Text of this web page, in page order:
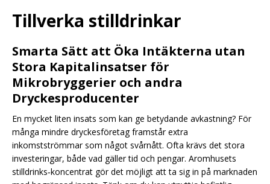
Tillverka stilldrinkar
Smarta Sätt att Öka Intäkterna utan
Stora Kapitalinsatser för
Mikrobryggerier och andra
Dryckesproducenter
En mycket liten insats som kan ge betydande avkastning? För
många mindre dryckesföretag framstår extra
inkomstströmmar som något svårnått. Ofta krävs det stora
investeringar, både vad gäller tid och pengar. Aromhusets
stilldrinks‑koncentrat gör det möjligt att ta sig in på marknaden